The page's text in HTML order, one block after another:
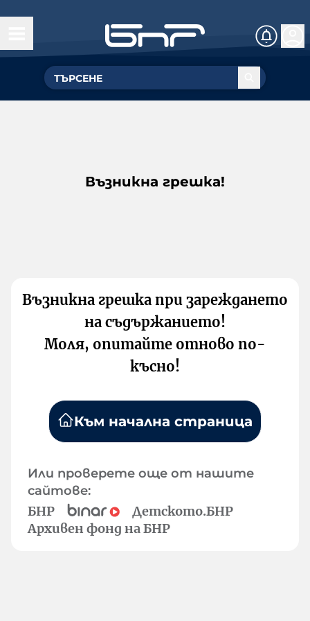
Възникна грешка!
Възникна грешка при зареждането
на съдържанието!
Моля, опитайте отново по-
късно!
Към начална страница
Или проверете още от нашите
сайтове:
БНР
Детското.БНР
Архивен фонд на БНР